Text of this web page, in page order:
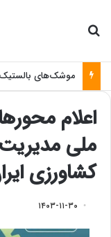
اعلام
ملی
کشاورزی
۱۴۰۳-۱۱-۳۰